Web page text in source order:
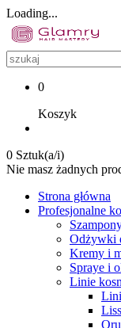
Loading...
0
Koszyk
0 Sztuk(a/i)
Nie masz żadnych
Strona główna
Profesjonalne
Odżywki
Kremy i
Spraye i
Linie